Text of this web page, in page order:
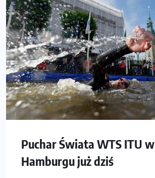
Puchar Świata WTS ITU w
Hamburgu już dziś